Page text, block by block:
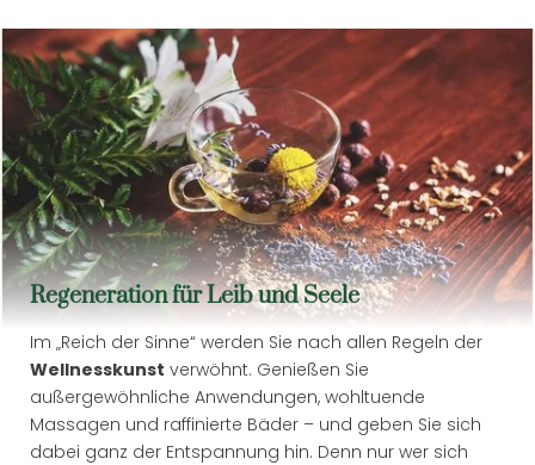
Regeneration für Leib und Seele
Im „Reich der Sinne“ werden Sie nach allen Regeln der
Wellnesskunst verwöhnt. Genießen Sie
außergewöhnliche Anwendungen, wohltuende
Massagen und raffinierte Bäder – und geben Sie sich
dabei ganz der Entspannung hin. Denn nur wer sich